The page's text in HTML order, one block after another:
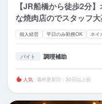
【JR船橋から徒歩2分
な焼肉店のでスタッフ
個人経営 平日のみ勤務OK ネイ
バイト 調理補助
人気 最終更新日：30日以上前